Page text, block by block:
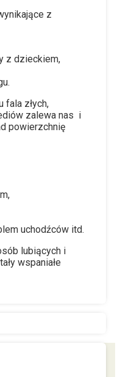
z
z dzieckiem,
fala złych,
zalewa nas i
powierzchnię
uchodźców itd.
lubiących i
wspaniałe